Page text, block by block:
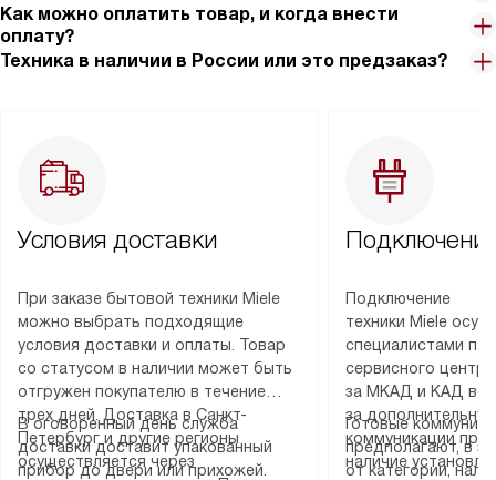
Как можно оплатить товар, и когда внести
оплату?
Техника в наличии в России или это предзаказ?
Условия доставки
При заказе бытовой техники Miele
можно выбрать подходящие
условия доставки и оплаты. Товар
со статусом в наличии может быть
отгружен покупателю в течение
трех дней. Доставка в Санкт-
Петербург и другие регионы
осуществляется через
В оговоренный день служба
доставки доставит упакованный
прибор до двери или прихожей.
Подключение
техники Miele
специалистами
сервисного
за МКАД и КАД
за
коммуникации
наличие
Готовые
предполагают, в
от категории,